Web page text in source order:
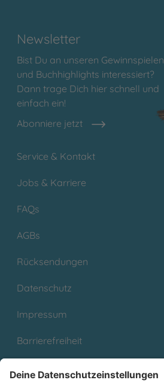
Newsletter
Bist Du an unseren Gewinnspielen
und Buchhighlights interessiert?
Dann trage Dich hier schnell und
einfach ein!
Abonniere jetzt
Service & Kontakt
Jobs & Karriere
FAQs
AGBs
Rücksendungen
Datenschutz
Impressum
Barrierefreiheit